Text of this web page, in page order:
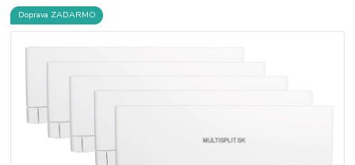
Doprava ZADARMO